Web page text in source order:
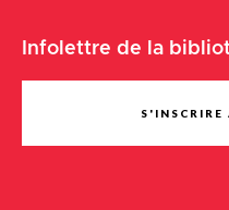
Infolettre de la
S'INSCRIRE